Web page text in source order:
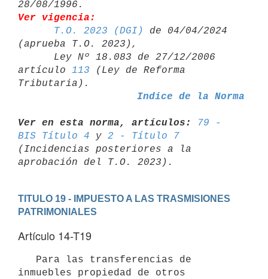
Ver vigencia:
T.O. 2023 (DGI)
de 04/04/2024
(aprueba T.O. 2023),
artículo 113 (Ley de Reforma
Indice de la Norma
Ver en esta norma, artículos:
79 -
BIS Título 4 y 2 - Título 7
(Incidencias posteriores a la
TITULO 19 - IMPUESTO A LAS TRASMISIONES
PATRIMONIALES
Artículo 14-T19
inmuebles propiedad de otros